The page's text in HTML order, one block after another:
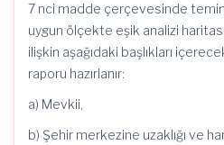
7 nci madde çerçevesinde
uygun ölçekte eşik analizi
ilişkin aşağıdaki başlıkları
raporu hazırlanır:
a) Mevkii,
b) Şehir merkezine uzaklığı ve